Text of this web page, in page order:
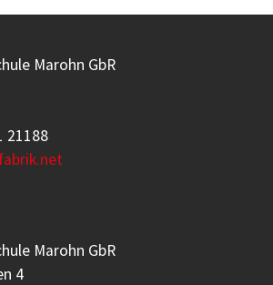
Marohn GbR
21188
Marohn GbR
4